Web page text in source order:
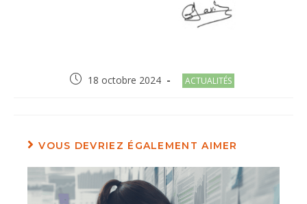
Post18 octobre 2024
Post
ACTUALITÉS
VOUS DEVRIEZ ÉGALEMENT AIMER